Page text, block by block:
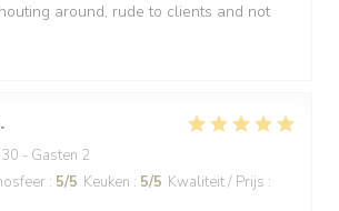
around, rude to clients and not
- Gasten 2
: 5/5 Keuken : 5/5 Kwaliteit / Prijs :